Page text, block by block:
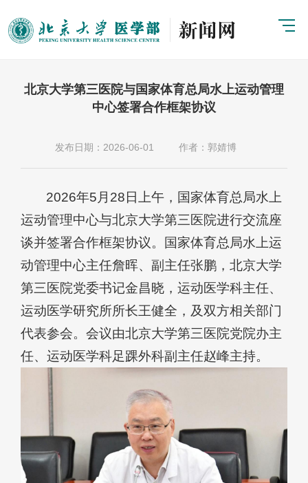
北京大学第三医院与国家体育总局水上运动管理
中心签署合作框架协议
发布日期：2026-06-01 作者：郭婧博
2026年5月28日上午，国家体育总局水上
运动管理中心与北京大学第三医院进行交流座
谈并签署合作框架协议。国家体育总局水上运
动管理中心主任詹晖、副主任张鹏，北京大学
第三医院党委书记金昌晓，运动医学科主任、
运动医学研究所所长王健全，及双方相关部门
代表参会。会议由北京大学第三医院党院办主
任、运动医学科足踝外科副主任赵峰主持。